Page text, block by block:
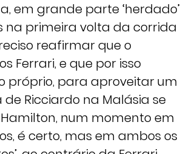
em grande parte ‘herdado’
na primeira volta da corrida
reafirmar que o
Ferrari, e que por isso
próprio, para aproveitar um
Ricciardo na Malásia se
Hamilton, num momento em
é certo, mas em ambos os